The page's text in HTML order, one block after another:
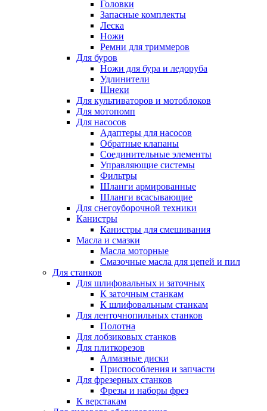
Головки
Запасные комплекты
Леска
Ножи
Ремни для триммеров
Для буров
Ножи для бура и ледоруба
Удлинители
Шнеки
Для культиваторов и мотоблоков
Для мотопомп
Для насосов
Адаптеры для насосов
Обратные клапаны
Соединительные элементы
Управляющие системы
Фильтры
Шланги армированные
Шланги всасывающие
Для снегоуборочной техники
Канистры
Канистры для смешивания
Масла и смазки
Масла моторные
Смазочные масла для цепей и пил
Для станков
Для шлифовальных и заточных
К заточным станкам
К шлифовальным станкам
Для ленточнопильных станков
Полотна
Для лобзиковых станков
Для плиткорезов
Алмазные диски
Приспособления и запчасти
Для фрезерных станков
Фрезы и наборы фрез
К верстакам